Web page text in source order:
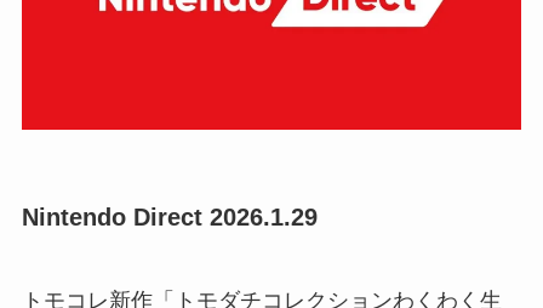
Nintendo Direct 2026.1.29
トモコレ新作「トモダチコレクションわくわく生